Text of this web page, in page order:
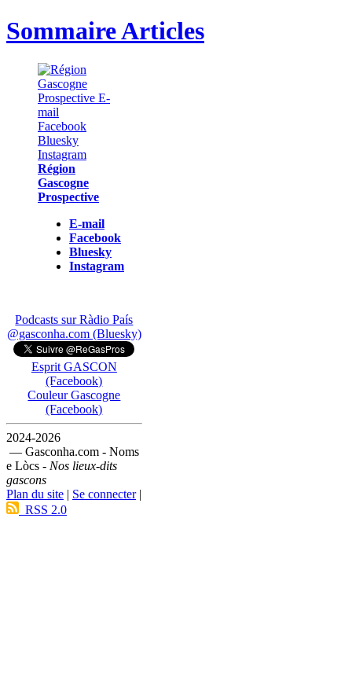
Sommaire Articles
Région
Gascogne
Prospective
E-mail
Facebook
Bluesky
Instagram
Podcasts sur Ràdio País
@gasconha.com (Bluesky)
Esprit GASCON
(Facebook)
Couleur Gascogne
(Facebook)
2024-2026
— Gasconha.com - Noms
e Lòcs - Nos lieux-dits
gascons
Plan du site | Se connecter|
RSS 2.0